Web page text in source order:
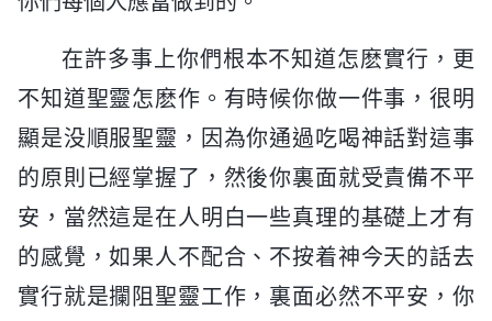
在許多事上你們根本不知道怎麽實行，更
不知道聖靈怎麽作。有時候你做一件事，很明
顯是没順服聖靈，因為你通過吃喝神話對這事
的原則已經掌握了，然後你裏面就受責備不平
安，當然這是在人明白一些真理的基礎上才有
的感覺，如果人不配合、不按着神今天的話去
實行就是攔阻聖靈工作，裏面必然不平安，你